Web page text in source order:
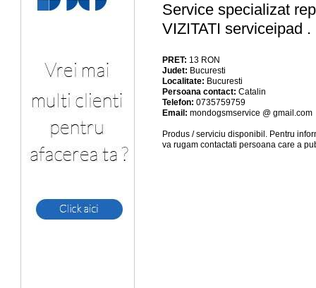
Service specializat
VIZITATI serviceipad
PRET: 13 RON
Judet: Bucuresti
Localitate: Bucuresti
Persoana contact: Catalin
Telefon: 0735759759
Email: mondogsmservice @ gmail.com
Produs / serviciu disponibil . Pentru
va rugam contactati persoana care a